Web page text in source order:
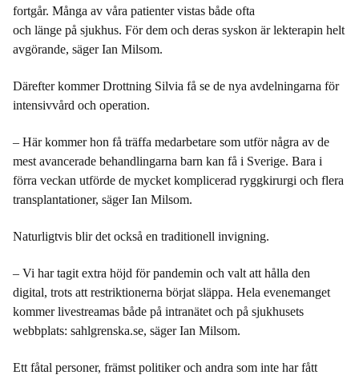
fortgår. Många av våra patienter vistas både ofta
och länge på sjukhus. För dem och deras syskon är lekterapin helt
avgörande, säger Ian Milsom.
Därefter kommer Drottning Silvia få se de nya avdelningarna för
intensivvård och operation.
– Här kommer hon få träffa medarbetare som utför några av de
mest avancerade behandlingarna barn kan få i Sverige. Bara i
förra veckan utförde de mycket komplicerad ryggkirurgi och flera
transplantationer, säger Ian Milsom.
Naturligtvis blir det också en traditionell invigning.
– Vi har tagit extra höjd för pandemin och valt att hålla den
digital, trots att restriktionerna börjat släppa. Hela evenemanget
kommer livestreamas både på intranätet och på sjukhusets
webbplats: sahlgrenska.se, säger Ian Milsom.
Ett fåtal personer, främst politiker och andra som inte har fått